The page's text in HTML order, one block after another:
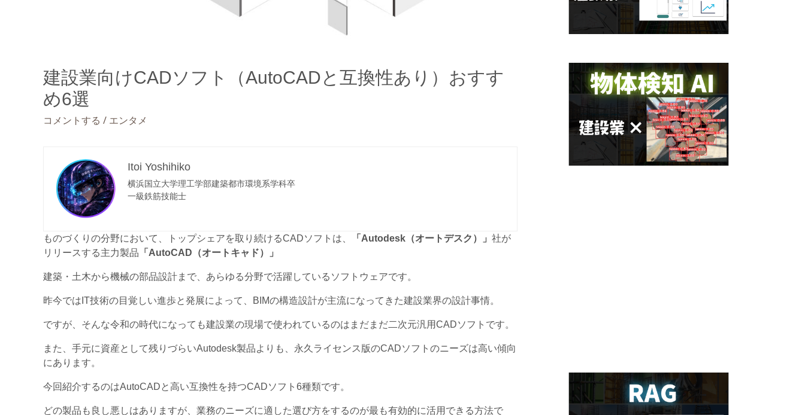
建設業向けCADソフト（AutoCADと互換性あり）おすす
め6選
コメントする / エンタメ
Itoi Yoshihiko
横浜国立大学理工学部建築都市環境系学科卒
一級鉄筋技能士
ものづくりの分野において、トップシェアを取り続けるCADソフトは、 「Autodesk（オートデスク）」 社が
リリースする主力製品 「AutoCAD（オートキャド）」
建築・土木から機械の部品設計まで、あらゆる分野で活躍しているソフトウェアです。
昨今ではIT技術の目覚しい進歩と発展によって、BIMの構造設計が主流になってきた建設業界の設計事情。
ですが、そんな令和の時代になっても建設業の現場で使われているのはまだまだ二次元汎用CADソフトです。
また、手元に資産として残りづらいAutodesk製品よりも、永久ライセンス版のCADソフトのニーズは高い傾向
にあります。
今回紹介するのはAutoCADと高い互換性を持つCADソフト6種類です。
どの製品も良し悪しはありますが、業務のニーズに適した選び方をするのが最も有効的に活用できる方法で